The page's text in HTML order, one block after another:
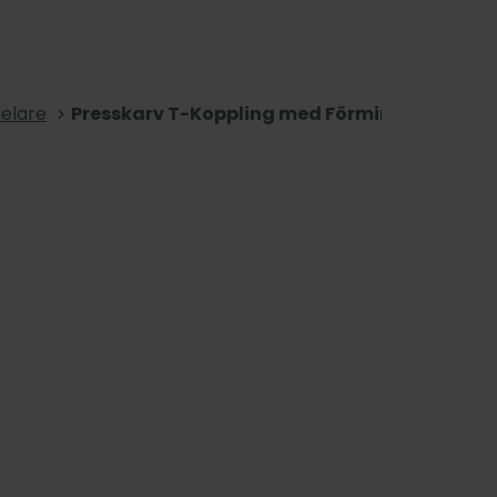
Presskarv T-Koppling med Förminskning